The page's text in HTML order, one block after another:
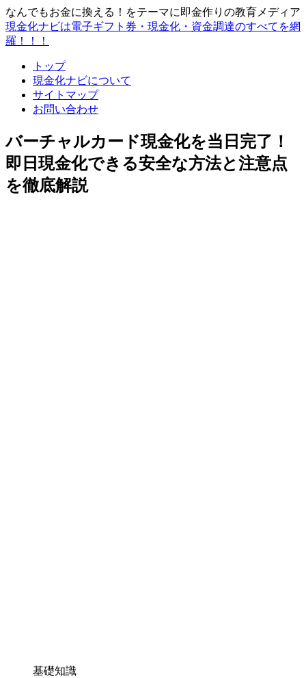
なんでもお金に換える！をテーマに即金作りの教育メディア
現金化ナビは電子ギフト券・現金化・資金調達のすべてを網
羅！！！
トップ
現金化ナビについて
サイトマップ
お問い合わせ
バーチャルカード現金化を当日完了！
即日現金化できる安全な方法と注意点
を徹底解説
基礎知識